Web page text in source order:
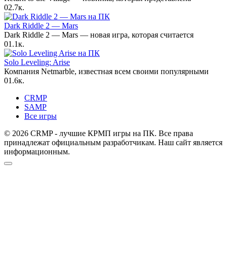
02.7к.
Dark Riddle 2 — Mars
Dark Riddle 2 — Mars — новая игра, которая считается
01.1к.
Solo Leveling: Arise
Компания Netmarble, известная всем своими популярными
01.6к.
CRMP
SAMP
Все игры
© 2026 CRMP - лучшие КРМП игры на ПК. Все права
принадлежат официальным разработчикам. Наш сайт является
информационным.